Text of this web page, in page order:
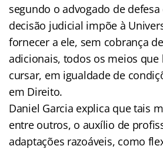
segundo o advogado de
decisão judicial impõe à
fornecer a ele, sem cobrança
adicionais, todos os meios que
cursar, em igualdade de
em Direito.
Daniel Garcia explica que tais
entre outros, o auxílio de
adaptações razoáveis, como